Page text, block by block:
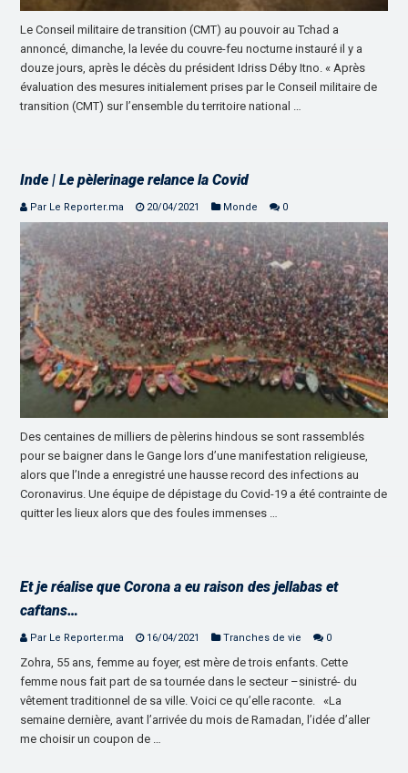
Le Conseil militaire de transition (CMT) au pouvoir au Tchad a
annoncé, dimanche, la levée du couvre-feu nocturne instauré il y a
douze jours, après le décès du président Idriss Déby Itno. « Après
évaluation des mesures initialement prises par le Conseil militaire de
transition (CMT) sur l’ensemble du territoire national …
Inde | Le pèlerinage relance la Covid
Par Le Reporter.ma 20/04/2021 Monde 0
Des centaines de milliers de pèlerins hindous se sont rassemblés
pour se baigner dans le Gange lors d’une manifestation religieuse,
alors que l’Inde a enregistré une hausse record des infections au
Coronavirus. Une équipe de dépistage du Covid-19 a été contrainte de
quitter les lieux alors que des foules immenses …
Et je réalise que Corona a eu raison des jellabas et
caftans…
Par Le Reporter.ma 16/04/2021 Tranches de vie 0
Zohra, 55 ans, femme au foyer, est mère de trois enfants. Cette
femme nous fait part de sa tournée dans le secteur –sinistré- du
vêtement traditionnel de sa ville. Voici ce qu’elle raconte. «La
semaine dernière, avant l’arrivée du mois de Ramadan, l’idée d’aller
me choisir un coupon de …